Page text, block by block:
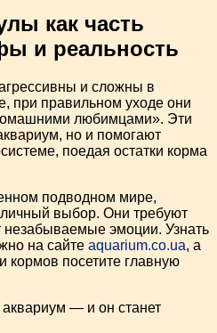
как часть
и реальность
и сложны в
при правильном уходе они
любимцами». Эти
но и помогают
поедая остатки корма
подводном мире,
выбор. Они требуют
эмоции. Узнать
на сайте aquarium.co.ua, а
кормов посетите главную
— и он станет